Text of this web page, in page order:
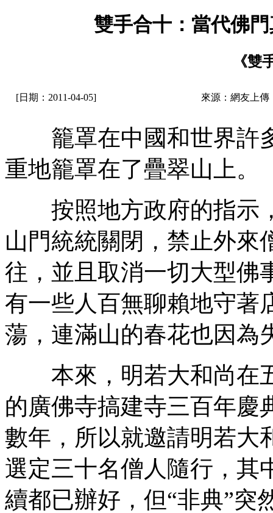
雙手合十：當代佛
《雙
[日期：2011-04-05] 來源：網友上
籠罩在中國和世界許多
重地籠罩在了疊翠山上。
按照地方政府的指示
山門統統關閉，禁止外來
往，並且取消一切大型佛
有一些人百無聊賴地守著
蕩，連滿山的春花也因為
本來，明若大和尚在
的廣佛寺搞建寺三百年慶
數年，所以就邀請明若大
選定三十名僧人隨行，其
續都已辦好，但“非典”突